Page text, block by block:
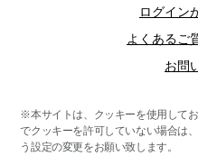
ログイン
よくあるご
お問
※本サイトは、クッキーを使用して
でクッキーを許可していない場合は
う設定の変更をお願い致します。